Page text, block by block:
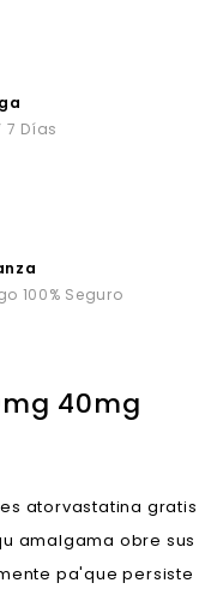
7 Días
100% Seguro
40mg
atorvastatina gratis
amalgama obre sus
pa'que persiste